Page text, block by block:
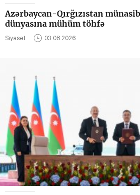
Azərbaycan-Qırğızıstan
dünyasına mühüm töhfə
Siyasət 03.08.2026